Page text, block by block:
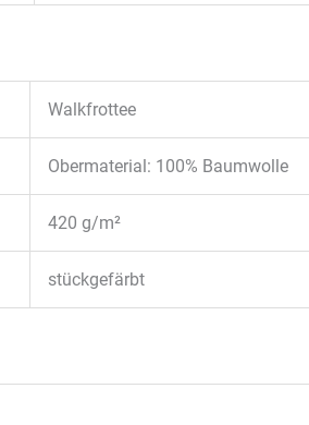
Walkfrottee
Obermaterial: 100% Baumwolle
420 g/m²
stückgefärbt